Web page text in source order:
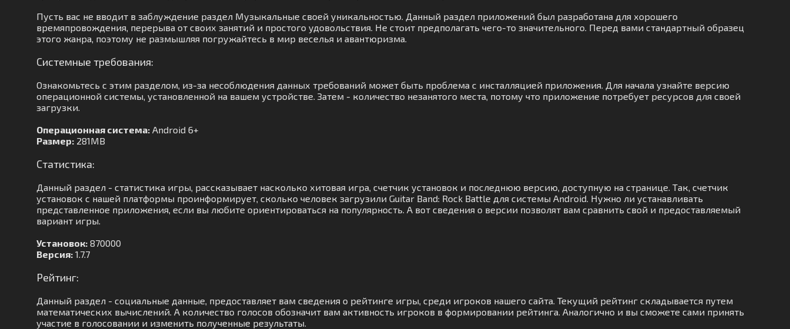
Пусть вас не вводит в заблуждение раздел Музыкальные своей уникальностью. Данный раздел приложений был разработана для хорошего
времяпровождения, перерыва от своих занятий и простого удовольствия. Не стоит предполагать чего-то значительного. Перед вами стандартный образец
этого жанра, поэтому не размышляя погружайтесь в мир веселья и авантюризма.
Системные требования:
Ознакомьтесь с этим разделом, из-за несоблюдения данных требований может быть проблема с инсталляцией приложения. Для начала узнайте версию
операционной системы, установленной на вашем устройстве. Затем - количество незанятого места, потому что приложение потребует ресурсов для своей
загрузки.
Операционная система: Android 6+
Размер: 281MB
Статистика:
Данный раздел - статистика игры, рассказывает насколько хитовая игра, счетчик установок и последнюю версию, доступную на странице. Так, счетчик
установок с нашей платформы проинформирует, сколько человек загрузили Guitar Band: Rock Battle для системы Android. Нужно ли устанавливать
представленное приложения, если вы любите ориентироваться на популярность. А вот сведения о версии позволят вам сравнить свой и предоставляемый
вариант игры.
Установок: 870000
Версия: 1.7.7
Рейтинг:
Данный раздел - социальные данные, предоставляет вам сведения о рейтинге игры, среди игроков нашего сайта. Текущий рейтинг складывается путем
математических вычислений. А количество голосов обозначит вам активность игроков в формировании рейтинга. Аналогично и вы сможете сами принять
участие в голосовании и изменить полученные результаты.